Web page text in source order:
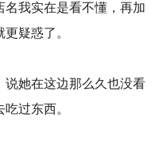
名我实在是看不懂，再加
疑惑了。
说她在这边那么久也没看
过东西。